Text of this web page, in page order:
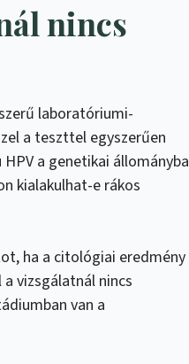
nincs
laboratóriumi-
a teszttel egyszerűen
a genetikai állományba
kialakulhat-e rákos
ha a citológiai eredmény
vizsgálatnál nincs
van a